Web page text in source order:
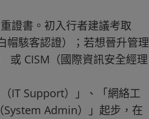
證書。初入行者建議考取
帽駭客認證）；若想晉升管理
或 CISM（國際資訊安全經理
IT Support）」、「網絡工
Admin）」起步，在